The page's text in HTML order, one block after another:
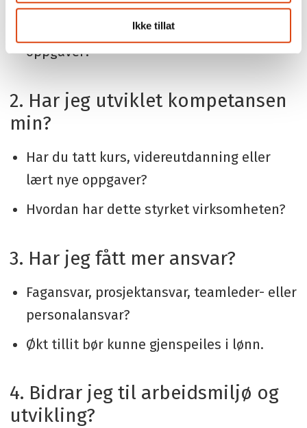
Ikke tillat
Har du fått nye eller mer krevende
oppgaver?
2. Har jeg utviklet kompetansen
min?
Har du tatt kurs, videreutdanning eller
lært nye oppgaver?
Hvordan har dette styrket virksomheten?
3. Har jeg fått mer ansvar?
Fagansvar, prosjektansvar, teamleder- eller
personalansvar?
Økt tillit bør kunne gjenspeiles i lønn.
4. Bidrar jeg til arbeidsmiljø og
utvikling?